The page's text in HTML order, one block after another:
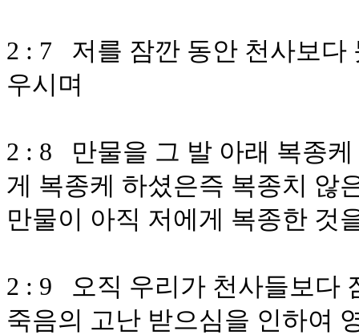
2 : 7 저를 잠깐 동안 천사보다
우시며
2 : 8 만물을 그 발 아래 복종
게 복종케 하셨은즉 복종치 않
만물이 아직 저에게 복종한 것
2 : 9 오직 우리가 천사들보다
죽음의 고난 받으심을 인하여